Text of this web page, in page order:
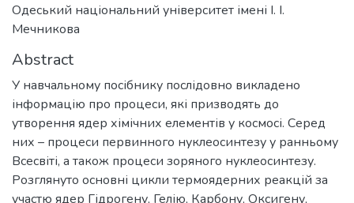
Одеський національний університет імені І. І.
Мечникова
Abstract
У навчальному посібнику послідовно викладено
інформацію про процеси, які призводять до
утворення ядер хімічних елементів у космосі. Серед
них – процеси первинного нуклеосинтезу у ранньому
Всесвіті, а також процеси зоряного нуклеосинтезу.
Розглянуто основні цикли термоядерних реакцій за
участю ядер Гідрогену, Гелію, Карбону, Оксигену,